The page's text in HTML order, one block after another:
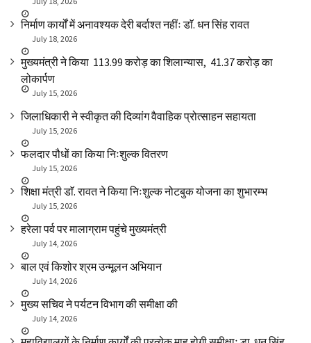
निर्माण कार्यों में अनावश्यक देरी बर्दाश्त नहींः डाॅ. धन सिंह रावत
July 18, 2026
मुख्यमंत्री ने किया ₹ 113.99 करोड़ का शिलान्यास, ₹ 41.37 करोड़ का
लोकार्पण
July 15, 2026
जिलाधिकारी ने स्वीकृत की दिव्यांग वैवाहिक प्रोत्साहन सहायता
July 15, 2026
फलदार पौधों का किया निःशुल्क वितरण
July 15, 2026
शिक्षा मंत्री डाॅ. रावत ने किया निःशुल्क नोटबुक योजना का शुभारम्भ
July 15, 2026
हरेला पर्व पर मालाग्राम पहुंचे मुख्यमंत्री
July 14, 2026
बाल एवं किशोर श्रम उन्मूलन अभियान
July 14, 2026
मुख्य सचिव ने पर्यटन विभाग की समीक्षा की
July 14, 2026